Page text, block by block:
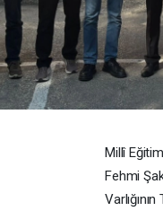
Millî
Fehmi